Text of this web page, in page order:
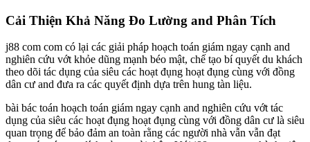
Cải Thiện Khả Năng Đo Lường and Phân Tích
j88 com com có lại các giải pháp hoạch toán giám ngay cạnh and
nghiên cứu vớt khỏe dũng mạnh béo mật, chế tạo bí quyết du khách
theo dõi tác dụng của siêu các hoạt đụng hoạt đụng cùng với đồng
dân cư and đưa ra các quyết định dựa trên hung tàn liệu.
bài bác toán hoạch toán giám ngay cạnh and nghiên cứu vớt tác
dụng của siêu các hoạt đụng hoạt đụng cùng với đồng dân cư là siêu
quan trọng để bảo đảm an toàn rằng các người nhà vẫn vẫn đạt